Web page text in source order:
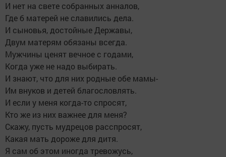
И нет на свете собранных анналов,
Где б матерей не славились дела.
И сыновья, достойные Державы,
Двум матерям обязаны всегда.
Мужчины ценят вечное с годами,
Когда уже не надо выбирать.
И знают, что для них родные обе мамы-
Им внуков и детей благословлять.
И если у меня когда-то спросят,
Кто же из них важнее для меня?
Скажу, пусть мудрецов расспросят,
Какая мать дороже для дитя.
Я сам об этом иногда тревожусь,